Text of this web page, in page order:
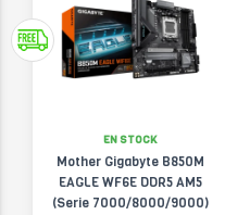
EN STOCK
Mother Gigabyte B850M
EAGLE WF6E DDR5 AM5
(Serie 7000/8000/9000)